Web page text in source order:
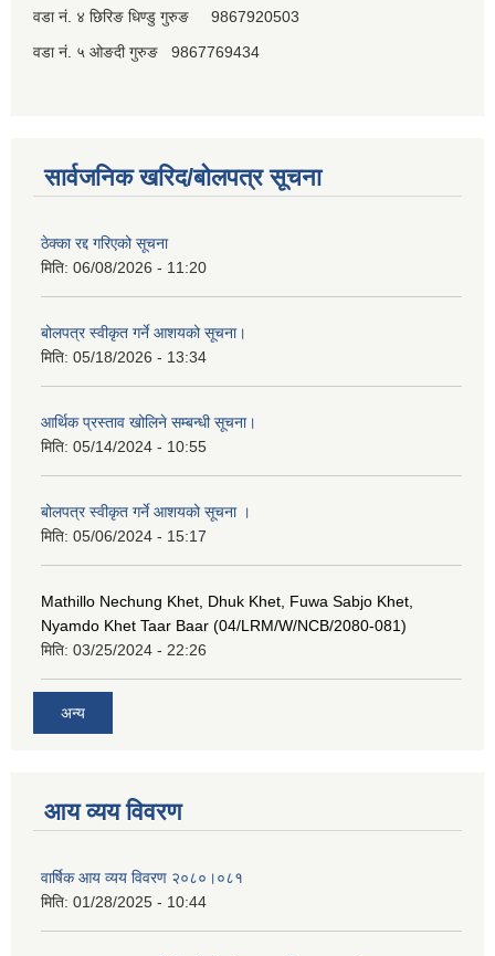
वडा नं. ४ छिरिङ धिण्डु गुरुङ 9867920503
वडा नं. ५ ओङदी गुरुङ 9867769434
सार्वजनिक खरिद/बोलपत्र सूचना
ठेक्का रद्द गरिएको सूचना
मिति: 06/08/2026 - 11:20
बोलपत्र स्वीकृत गर्ने आशयको सूचना।
मिति: 05/18/2026 - 13:34
आर्थिक प्रस्ताव खोलिने सम्बन्धी सूचना।
मिति: 05/14/2024 - 10:55
बोलपत्र स्वीकृत गर्ने आशयको सूचना ।
मिति: 05/06/2024 - 15:17
Mathillo Nechung Khet, Dhuk Khet, Fuwa Sabjo Khet,
Nyamdo Khet Taar Baar (04/LRM/W/NCB/2080-081)
मिति: 03/25/2024 - 22:26
अन्य
आय व्यय विवरण
वार्षिक आय व्यय विवरण २०८०।०८१
मिति: 01/28/2025 - 10:44